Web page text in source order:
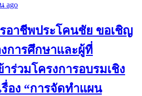
ago
อาชีพประโคนชัย ขอเชิญ
การศึกษาและผู้ที่
าร่วมโครงการอบรมเชิง
อง “การจัดทำแผน